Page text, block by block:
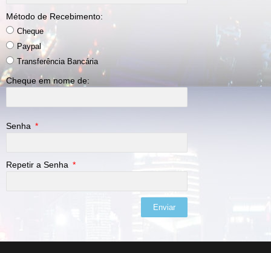
Método de Recebimento:
Cheque
Paypal
Transferência Bancária
Cheque em nome de:
Senha
Repetir a Senha
Enviar